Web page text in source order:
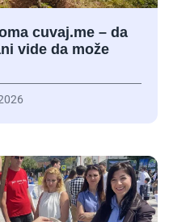
cuvaj.me – da
vide da može